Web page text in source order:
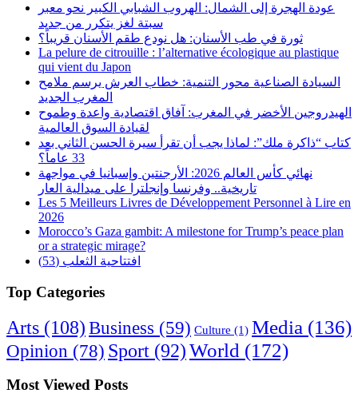
عودة الهجرة إلى الشمال: الهروب الشبابي الكبير نحو معبر
سبتة لغز يتكرر من جديد
ثورة في طب الأسنان: هل نودع طقم الأسنان قريباً؟
La pelure de citrouille : l’alternative écologique au plastique
qui vient du Japon
السيادة الصناعية محور التنمية: خطاب العرش يرسم ملامح
المغرب الجديد
الهيدروجين الأخضر في المغرب: آفاق اقتصادية واعدة وطموح
لقيادة السوق العالمية
كتاب “ذاكرة ملك”: لماذا يجب أن تقرأ سيرة الحسن الثاني بعد
33 عاماً؟
نهائي كأس العالم 2026: الأرجنتين وإسبانيا في مواجهة
تاريخية.. وفرنسا وإنجلترا على ميدالية العار
Les 5 Meilleurs Livres de Développement Personnel à Lire en
2026
Morocco’s Gaza gambit: A milestone for Trump’s peace plan
or a strategic mirage?
افتتاحية الثعلب (53)
Top Categories
Arts (108) Business (59) Culture (1) Media (136)
Opinion (78) Sport (92)World (172)
Most Viewed Posts